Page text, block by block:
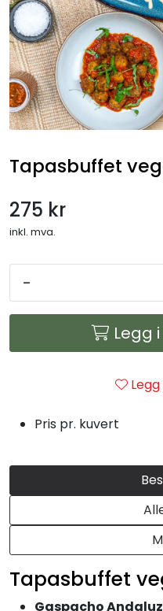
Tapasbuffet
275 kr
inkl. mva.
-
Legg
Pris pr. kuvert
Tapasbuffet
Gaspacho
Gryteretter
Overtidsmat
Koldtbord
Selskapsmeny
Ferdigretter
Utleie
Konfirmasjon